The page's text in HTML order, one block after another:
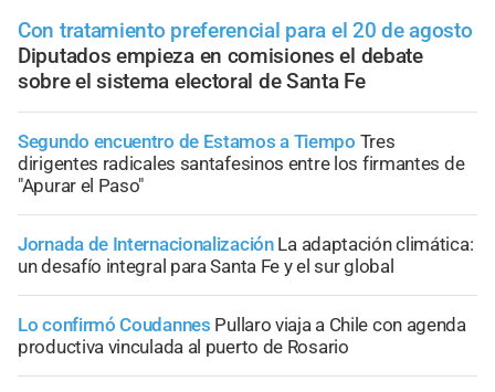
Con tratamiento preferencial para el 20 de agosto
Diputados empieza en comisiones el debate
sobre el sistema electoral de Santa Fe
Segundo encuentro de Estamos a Tiempo Tres
dirigentes radicales santafesinos entre los firmantes de
"Apurar el Paso"
Jornada de Internacionalización La adaptación climática:
un desafío integral para Santa Fe y el sur global
Lo confirmó Coudannes Pullaro viaja a Chile con agenda
productiva vinculada al puerto de Rosario